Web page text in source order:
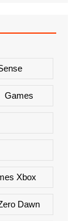
Games
Xbox
Dawn